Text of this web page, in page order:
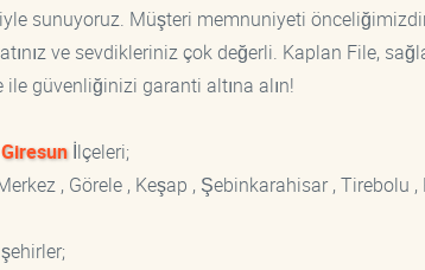
sunuyoruz. Müşteri memnuniyeti
ve sevdikleriniz çok değerli. Kaplan File,
güvenliğinizi garanti altına alın!
Giresunİlçeleri;
, Görele , Keşap , Şebinkarahisar , Tirebolu ,